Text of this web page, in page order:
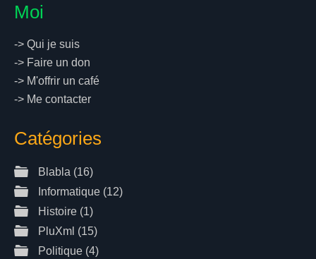
Moi
-> Qui je suis
-> Faire un don
-> M'offrir un café
-> Me contacter
Catégories
Blabla (16)
Informatique (12)
Histoire (1)
PluXml (15)
Politique (4)